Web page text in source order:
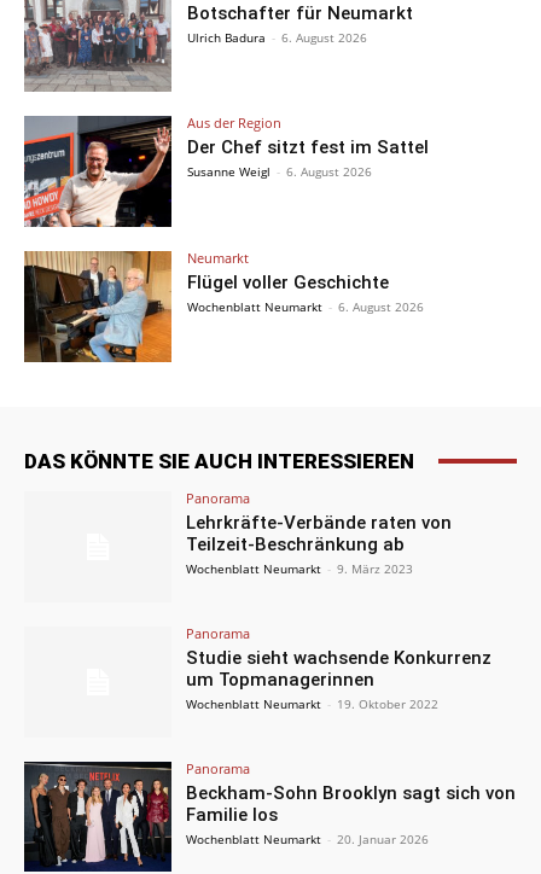
Botschafter für Neumarkt
Ulrich Badura - 6. August 2026
Aus der Region
Der Chef sitzt fest im Sattel
Susanne Weigl - 6. August 2026
Neumarkt
Flügel voller Geschichte
Wochenblatt Neumarkt - 6. August 2026
DAS KÖNNTE SIE AUCH INTERESSIEREN
Panorama
Lehrkräfte-Verbände raten von
Teilzeit-Beschränkung ab
Wochenblatt Neumarkt - 9. März 2023
Panorama
Studie sieht wachsende Konkurrenz
um Topmanagerinnen
Wochenblatt Neumarkt - 19. Oktober 2022
Panorama
Beckham-Sohn Brooklyn sagt sich von
Familie los
Wochenblatt Neumarkt - 20. Januar 2026